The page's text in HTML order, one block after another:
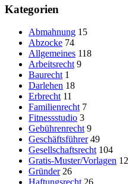
Kategorien
Abmahnung 15
Abzocke 74
Allgemeines 118
Arbeitsrecht 9
Baurecht 1
Darlehen 18
Erbrecht 11
Familienrecht 7
Fitnessstudio 3
Gebührenrecht 9
Geschäftsführer 49
Gesellschaftsrecht 104
Gratis-Muster/Vorlagen 12
Gründer 26